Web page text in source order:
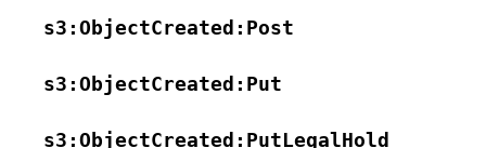
s3:ObjectCreated:Post
s3:ObjectCreated:Put
s3:ObjectCreated:PutLegalHold